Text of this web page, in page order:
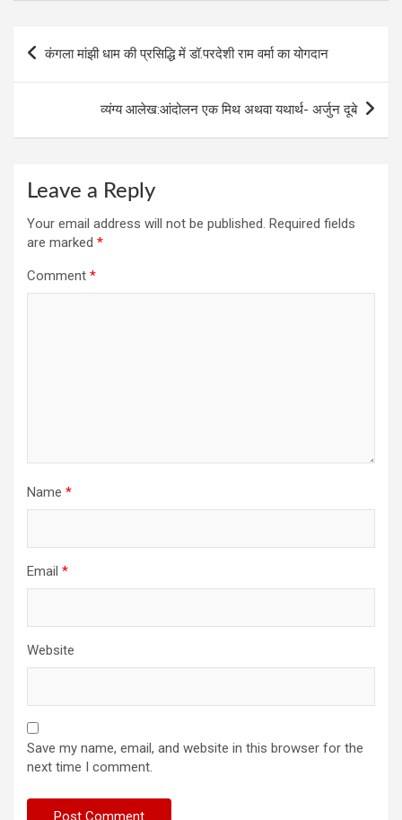
o
n
g
er
A
p
कंगला मांझी धाम की प्रसिद्धि में डॉ.परदेशी राम वर्मा का योगदान
व्‍यंग्‍य आलेख:आंदोलन एक मिथ अथवा यथार्थ- अर्जुन दूबे
Leave a Reply
Your email address will not be published. Required fields
are marked *
Comment *
Name *
Email *
Website
Save my name, email, and website in this browser for the
next time I comment.